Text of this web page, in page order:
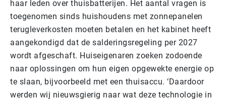
haar leden over thuisbatterijen. Het aantal vragen is
toegenomen sinds huishoudens met zonnepanelen
terugleverkosten moeten betalen en het kabinet heeft
aangekondigd dat de salderingsregeling per 2027
wordt afgeschaft. Huiseigenaren zoeken zodoende
naar oplossingen om hun eigen opgewekte energie op
te slaan, bijvoorbeeld met een thuisaccu. ‘Daardoor
werden wij nieuwsgierig naar wat deze technologie in